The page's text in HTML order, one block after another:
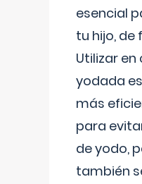
esencial
tu hijo,
Utilizar en
yodada
más
para
de yodo,
también